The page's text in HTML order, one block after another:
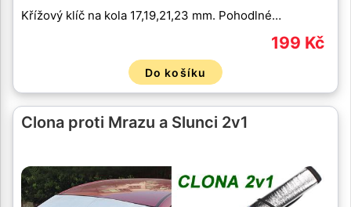
Křížový klíč na kola 17,19,21,23 mm. Pohodlné…
199 Kč
Do košíku
Clona proti Mrazu a Slunci 2v1